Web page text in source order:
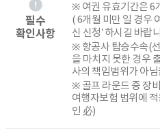
필수
확인사항
※ 여권 유효기간은 6
( 6개월 미만 일 경우
신 신청’ 하시길 바랍
※ 항공사 탑승수속(
을 마치지 못한 경우
사의 책임범위가 아
※ 골프 라운드 중 장
여행자보험 범위에
인 必)